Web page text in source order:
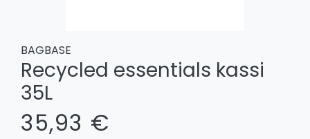
BAGBASE
Recycled essentials kassi
35L
35,93 €